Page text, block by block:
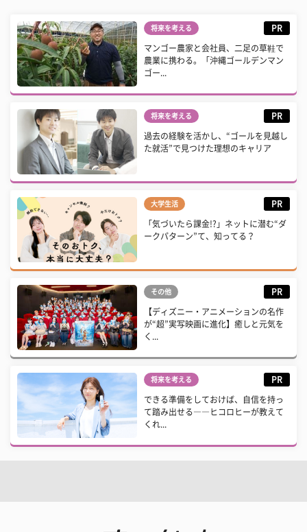
将来を考える PR
マンゴー農家と会社員、二足の草鞋で
農業に携わる。「沖縄ゴールデンマン
ゴー...
将来を考える PR
過去の経験を活かし、“ゴールを見越し
た就活”で見つけた理想のキャリア
大学生活 PR
「気づいたら課金!?」ネットに潜む“ダ
ークパターン”て、知ってる？
その他 PR
【ディズニー・アニメーションの名作
が“超”実写映画に進化】癒しと元気を
く...
将来を考える PR
できる準備をしておけば、自信を持っ
て踏み出せる――ヒコロヒーが教えて
くれ...